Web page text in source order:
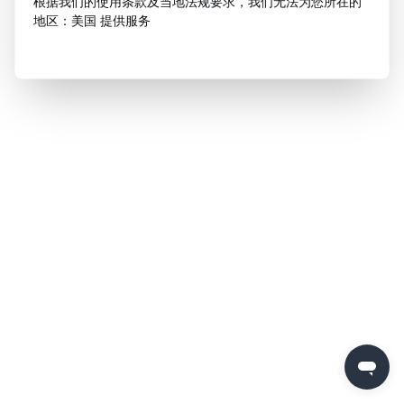
地区：美国 提供服务